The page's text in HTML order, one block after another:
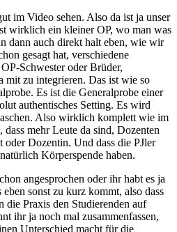
im Video sehen. Also da ist ja unser
wirklich ein kleiner OP, wo man was
dann auch direkt halt eben, wie wir
gesagt hat, verschiedene
Schwester oder Brüder,
mit zu integrieren. Das ist wie so
Es ist die Generalprobe einer
authentisches Setting. Es wird
Also wirklich komplett wie im
mehr Leute da sind, Dozenten
Dozentin. Und dass die PJler
Körperspende haben.
angesprochen oder ihr habt es ja
eben sonst zu kurz kommt, also dass
die Praxis den Studierenden auf
ihr ja noch mal zusammenfassen,
Unterschied macht für die